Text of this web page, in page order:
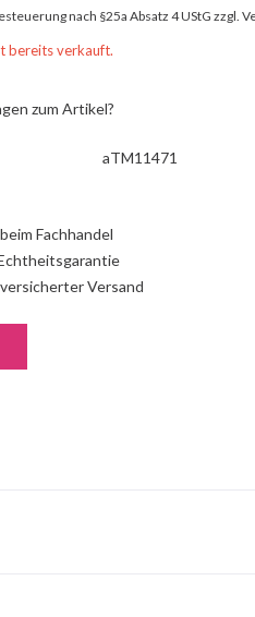
nach §25a Absatz 4 UStGzzgl.
bereits verkauft.
zum Artikel?
aTM11471
Fachhandel
Versand